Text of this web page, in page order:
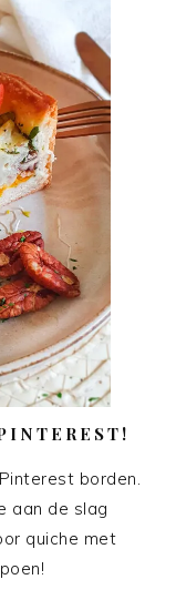
borden.
aan de slag
quiche met